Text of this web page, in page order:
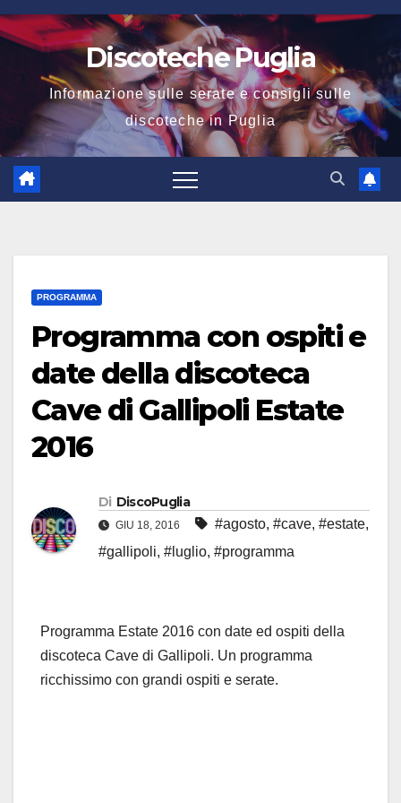
Salta
al
Discoteche Puglia
Informazione sulle serate e consigli sulle
discoteche in Puglia
PROGRAMMA
Programma con ospiti e
date della discoteca
Cave di Gallipoli Estate
2016
Di DiscoPuglia
GIU 18, 2016 #agosto, #cave, #estate,
#gallipoli, #luglio, #programma
Programma Estate 2016 con date ed ospiti della
discoteca Cave di Gallipoli. Un programma
ricchissimo con grandi ospiti e serate.